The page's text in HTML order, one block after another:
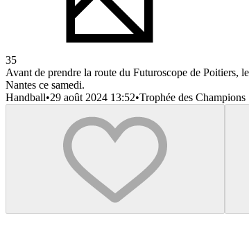
35
Avant de prendre la route du Futuroscope de Poitiers,
Nantes ce samedi.
Handball•29 août 2024 13:52•Trophée des Champions